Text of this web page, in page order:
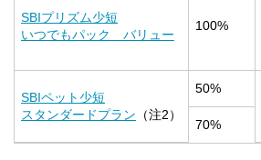
SBIプリズム少短
いつでもパック バリュー
100%
SBIペット少短
スタンダードプラン （注2）
50%
70%